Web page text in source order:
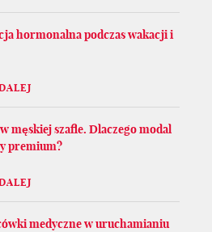
hormonalna podczas wakacji i
męskiej szafie. Dlaczego modal
premium?
medyczne w uruchamianiu